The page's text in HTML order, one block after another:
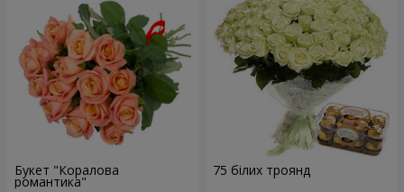
Букет "Коралова
романтика"
75 білих троянд